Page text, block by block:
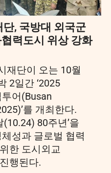
, 국방대 외국군
력도시 위상 강화
재단이 오는 10월
2일간 ‘2025
어(Busan
를 개최한다.
80주년’을
성과 글로벌 협력
한 도시외교
행된다.